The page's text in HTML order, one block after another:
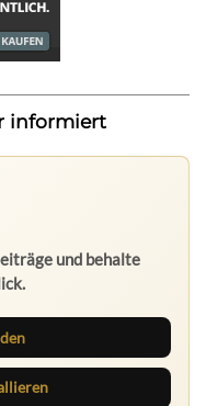
informiert
und behalte